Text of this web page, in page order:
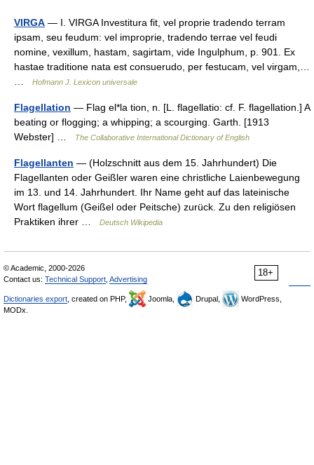
VIRGA — I. VIRGA Investitura fit, vel proprie tradendo terram
ipsam, seu feudum: vel improprie, tradendo terrae vel feudi
nomine, vexillum, hastam, sagirtam, vide Ingulphum, p. 901. Ex
hastae traditione nata est consuerudo, per festucam, vel virgam,…
Hofmann J. Lexicon universale
Flagellation — Flag el*la tion, n. [L. flagellatio: cf. F. flagellation.] A
beating or flogging; a whipping; a scourging. Garth. [1913
Webster] …
The Collaborative International Dictionary of English
Flagellanten — (Holzschnitt aus dem 15. Jahrhundert) Die
Flagellanten oder Geißler waren eine christliche Laienbewegung
im 13. und 14. Jahrhundert. Ihr Name geht auf das lateinische
Wort flagellum (Geißel oder Peitsche) zurück. Zu den religiösen
Praktiken ihrer …
Deutsch Wikipedia
18+
© Academic, 2000-2026
Contact us: Technical Support Advertising
Dictionaries export , created on PHP, Joomla, Drupal,
WordPress,
MODx.